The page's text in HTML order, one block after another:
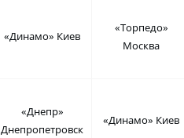
«Динамо» Киев
«Торпедо»
Москва
«Днепр»
Днепропетровск
«Динамо» Киев